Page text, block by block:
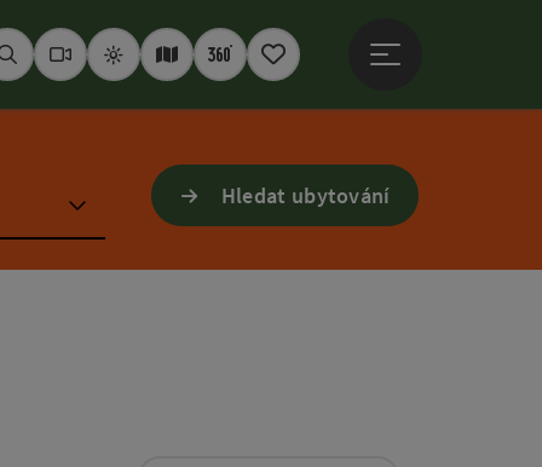
HledatWebkamery
PočasíInteraktivní mapa
360° panoramata
Poznámkový blok
Hledat ubytování